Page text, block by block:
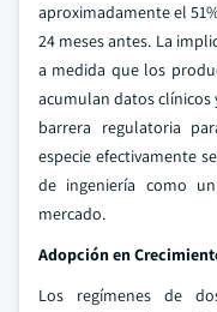
aproximadamente el
24 meses antes. La
a medida que los
acumulan datos
barrera regulatoria
especie efectivamente
de ingeniería como
mercado.
Adopción en
Los regímenes de